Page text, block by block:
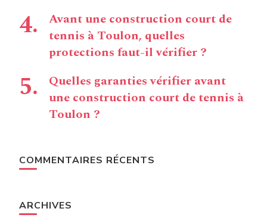
Avant une construction court de
tennis à Toulon, quelles
protections faut-il vérifier ?
Quelles garanties vérifier avant
une construction court de tennis à
Toulon ?
COMMENTAIRES RÉCENTS
ARCHIVES